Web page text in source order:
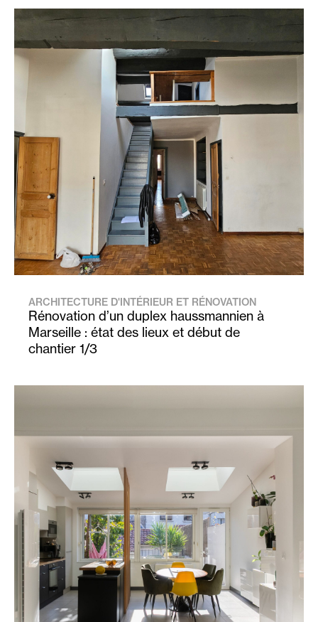
ARCHITECTURE D'INTÉRIEUR ET RÉNOVATION
Rénovation d’un duplex haussmannien à
Marseille : état des lieux et début de
chantier 1/3